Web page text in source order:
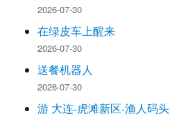
2026-07-30
在绿皮车上醒来
2026-07-30
送餐机器人
2026-07-30
游 大连-虎滩新区-渔人码头